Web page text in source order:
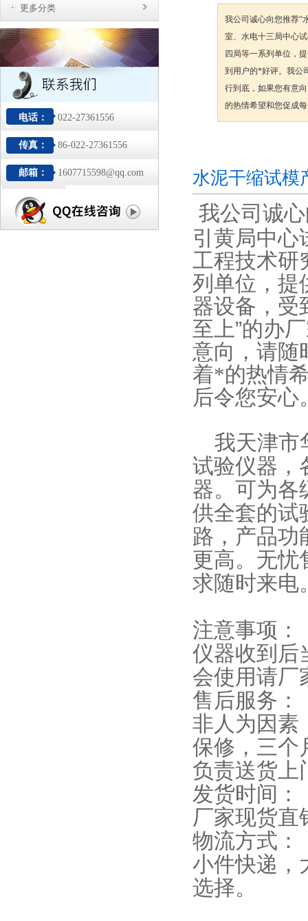
更多分类
电话： 022-27361556
传真： 86-022-27361556
邮箱： 1607715598@qq.com
我公司诚心向您推荐“
室、水电十三局中心
四局等一系列单位，
到用户的*好评。我公
行到底，如果您有意
的热情希望和您促成
水泥干缩试模
我公司诚
引黄局中心
工程技术研
列单位，提
器设备，受
至上”的办
意向，请随
着*的热情
后令您安心
我天津市
试验仪器，
器。可为各
供全套的试
路，产品功
更高。无忧
求随时来电
注意事项：
仪器收到后
会使用请厂
售后服务：
非人为因素
保修，三个
负责送货上
发货时间：
厂家现货直
物流方式：
小件快递，
选择。